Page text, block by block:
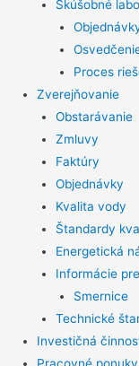
Skúšobné
Proces
Zverejňovanie
Obstarávanie
Zmluvy
Faktúry
Objednávky
Kvalita vody
Štandardy
Energetická
Informácie
Smernice
Technické
Investičná